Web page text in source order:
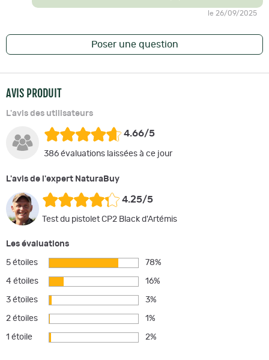
le 26/09/2025
Poser une question
AVIS PRODUIT
L'avis des utilisateurs
4.66/5
386 évaluations laissées à ce jour
L'avis de l'expert NaturaBuy
4.25/5
Test du pistolet CP2 Black d'Artémis
Les évaluations
5 étoiles 78%
4 étoiles 16%
3 étoiles 3%
2 étoiles 1%
1 étoile 2%